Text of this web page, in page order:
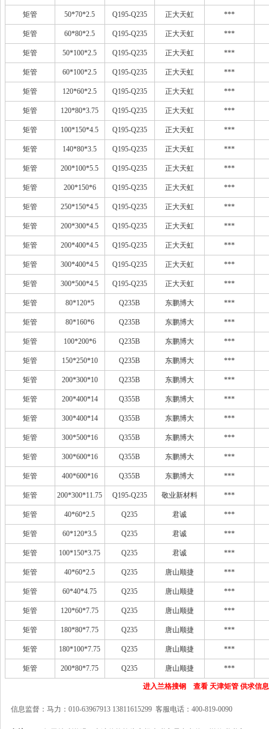
矩管 50*70*2.5 Q195-Q235 正大天虹 ***
矩管 60*80*2.5 Q195-Q235 正大天虹 ***
矩管 50*100*2.5 Q195-Q235 正大天虹 ***
矩管 60*100*2.5 Q195-Q235 正大天虹 ***
矩管 120*60*2.5 Q195-Q235 正大天虹 ***
矩管 120*80*3.75 Q195-Q235 正大天虹 ***
矩管 100*150*4.5 Q195-Q235 正大天虹 ***
矩管 140*80*3.5 Q195-Q235 正大天虹 ***
矩管 200*100*5.5 Q195-Q235 正大天虹 ***
矩管 200*150*6 Q195-Q235 正大天虹 ***
矩管 250*150*4.5 Q195-Q235 正大天虹 ***
矩管 200*300*4.5 Q195-Q235 正大天虹 ***
矩管 200*400*4.5 Q195-Q235 正大天虹 ***
矩管 300*400*4.5 Q195-Q235 正大天虹 ***
矩管 300*500*4.5 Q195-Q235 正大天虹 ***
矩管 80*120*5 Q235B 东鹏博大 ***
矩管 80*160*6 Q235B 东鹏博大 ***
矩管 100*200*6 Q235B 东鹏博大 ***
矩管 150*250*10 Q235B 东鹏博大 ***
矩管 200*300*10 Q235B 东鹏博大 ***
矩管 200*400*14 Q355B 东鹏博大 ***
矩管 300*400*14 Q355B 东鹏博大 ***
矩管 300*500*16 Q355B 东鹏博大 ***
矩管 300*600*16 Q355B 东鹏博大 ***
矩管 400*600*16 Q355B 东鹏博大 ***
矩管 200*300*11.75 Q195-Q235 敬业新材料 ***
矩管 40*60*2.5 Q235 君诚 ***
矩管 60*120*3.5 Q235 君诚 ***
矩管 100*150*3.75 Q235 君诚 ***
矩管 40*60*2.5 Q235 唐山顺捷 ***
矩管 60*40*4.75 Q235 唐山顺捷 ***
矩管 120*60*7.75 Q235 唐山顺捷 ***
矩管 180*80*7.75 Q235 唐山顺捷 ***
矩管 180*100*7.75 Q235 唐山顺捷 ***
矩管 200*80*7.75 Q235 唐山顺捷 ***
进入兰格搜钢 查看 天津矩管 供求信息
信息监督：马力：010-63967913 13811615299 客服电话：400-819-0090